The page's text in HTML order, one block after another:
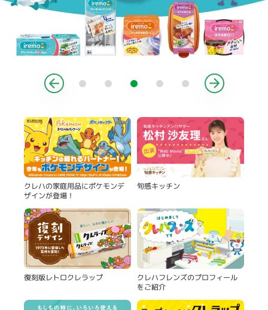
クレハの家庭用品にポケモンデ
ザインが登場！
旬感キッチン
復刻版レトロクレラップ クレハフレンズのプロフィール
をご紹介